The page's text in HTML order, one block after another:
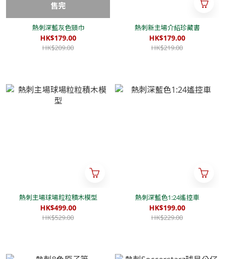
售完
熱刺深藍灰色頸巾
HK$179.00
HK$209.00
熱刺新主場介紹珍藏書
HK$179.00
HK$219.00
熱刺主場球場粒粒積木模型
HK$499.00
HK$529.00
熱刺深藍色1:24遙控車
HK$199.00
HK$229.00